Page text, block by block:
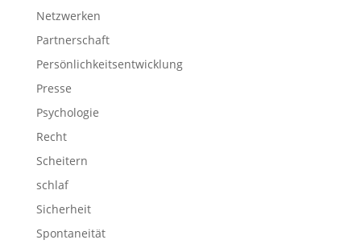
Netzwerken
Partnerschaft
Persönlichkeitsentwicklung
Presse
Psychologie
Recht
Scheitern
schlaf
Sicherheit
Spontaneität